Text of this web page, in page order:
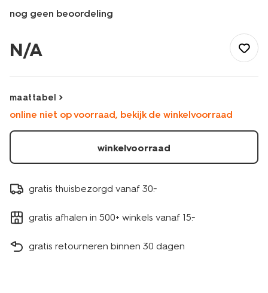
nog geen beoordeling
katoen-
koraalroze-
N/A
maattabel
online niet op voorraad, bekijk de winkelvoorraad
winkelvoorraad
gratis thuisbezorgd vanaf 30.-
gratis afhalen in 500+ winkels vanaf 15.-
gratis retourneren binnen 30 dagen